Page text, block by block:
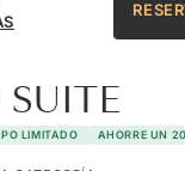
SUITE
LIMITADO AHORRE UN